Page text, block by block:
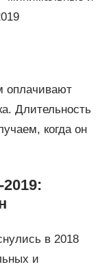
оплачивают
Длительность
когда он
в 2018
и